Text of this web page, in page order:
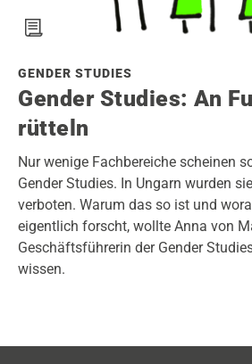
GENDER STUDIES
Gender Studies: An
rütteln
Nur wenige Fachbereiche scheinen
Gender Studies. In Ungarn wurden
verboten. Warum das so ist und
eigentlich forscht, wollte Anna von
Geschäftsführerin der Gender
wissen.